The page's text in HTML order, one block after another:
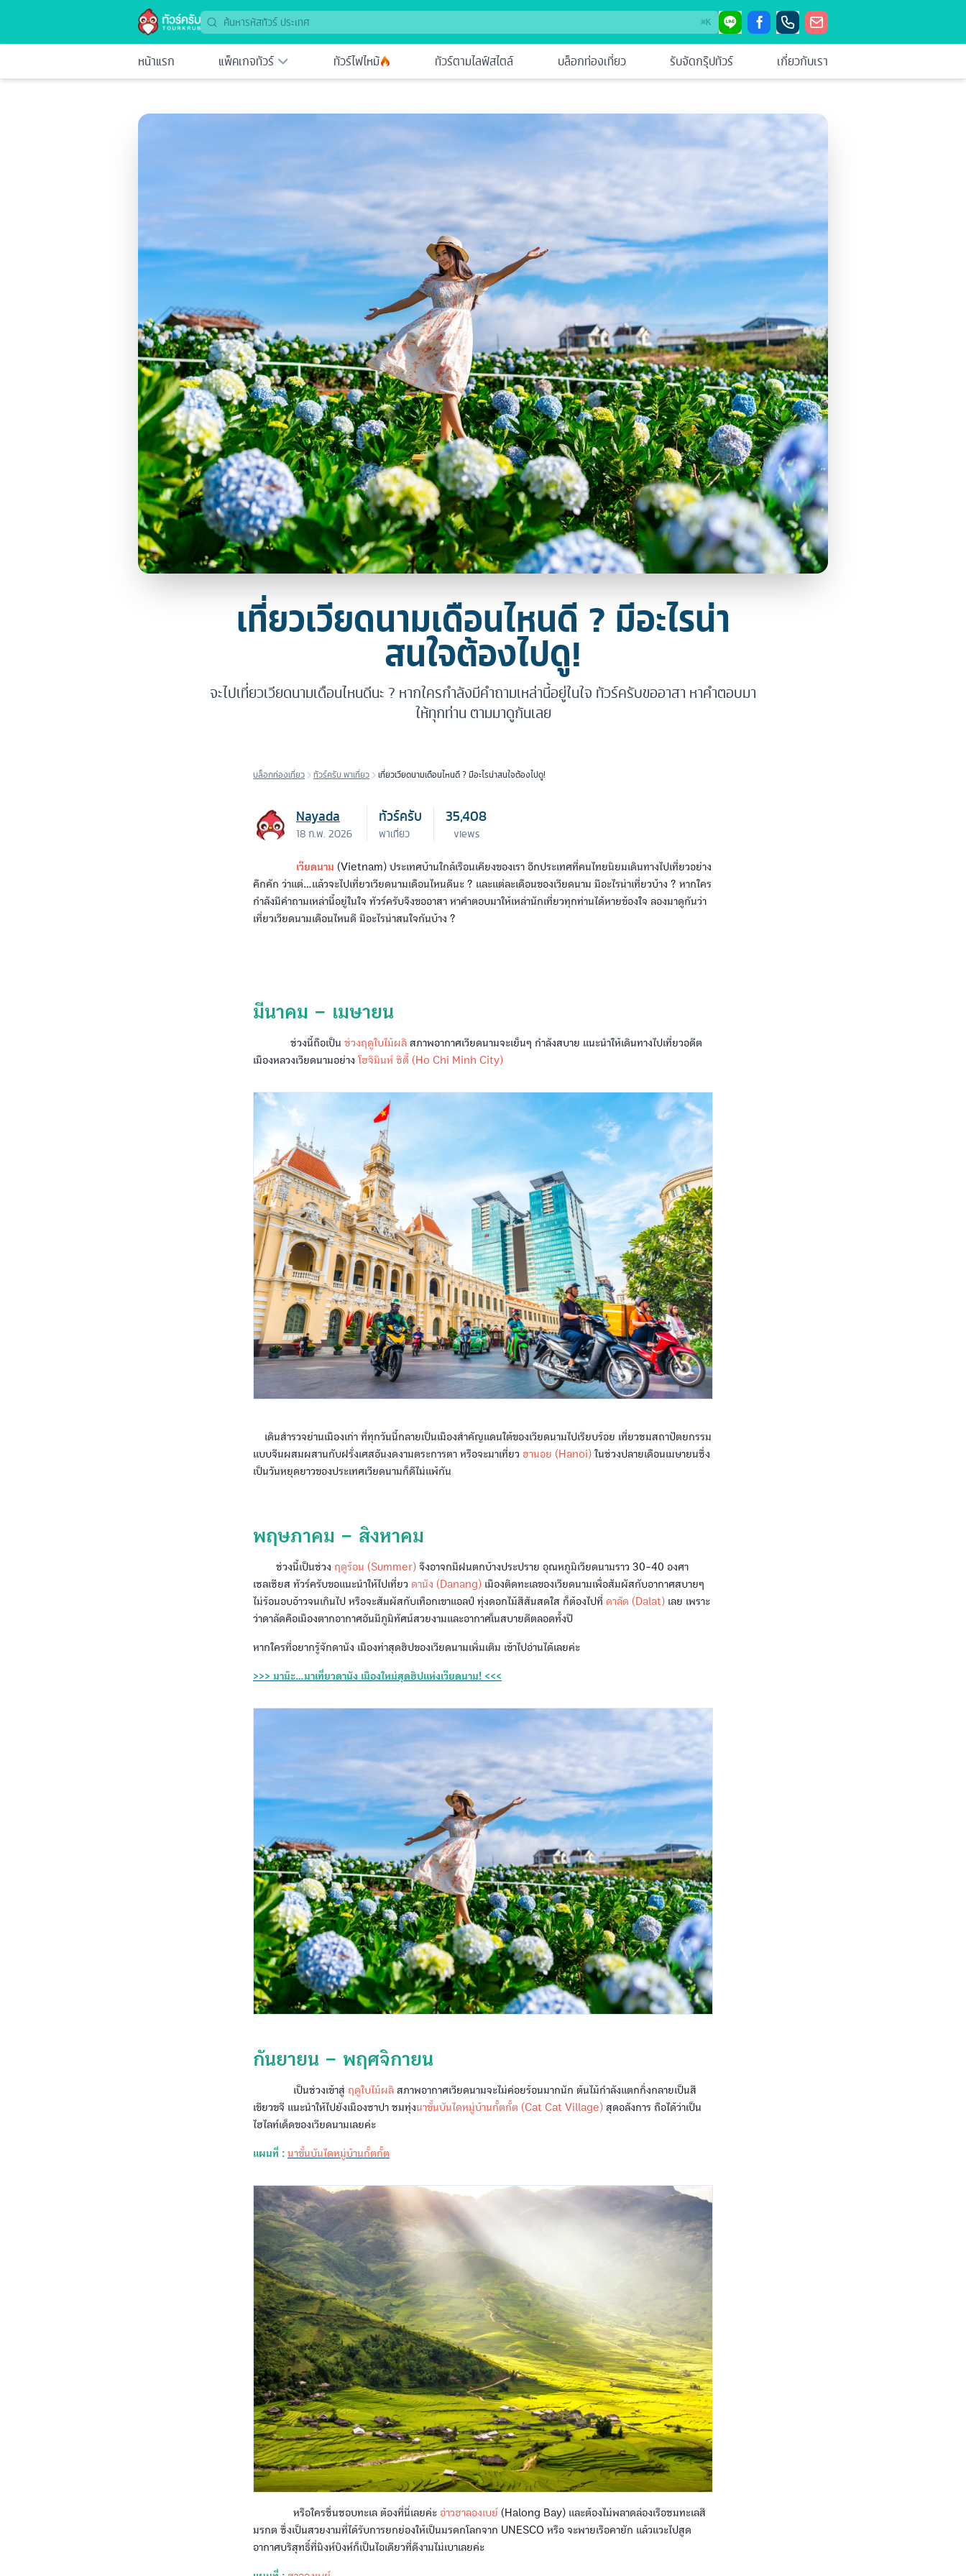
⌘K
หน้าแรก แพ็คเกจทัวร์ ทัวร์ไฟไหม้ ทัวร์ตามไลฟ์สไตล์ บล็อกท่องเที่ยว รับจัดกรุ๊ปทัวร์ เกี่ยวกับเรา
เที่ยวเวียดนามเดือนไหนดี ? มีอะไรน่า
สนใจต้องไปดู!
จะไปเที่ยวเวียดนามเดือนไหนดีนะ ? หากใครกำลังมีคำถามเหล่านี้อยู่ในใจ ทัวร์ครับขออาสา หาคำตอบมา
ให้ทุกท่าน ตามมาดูกันเลย
บล็อกท่องเที่ยว ทัวร์ครับ พาเที่ยว เที่ยวเวียดนามเดือนไหนดี ? มีอะไรน่าสนใจต้องไปดู!
Nayada
18 ก.พ. 2026
ทัวร์ครับ
พาเที่ยว
35,408
views
เวียดนาม (Vietnam) ประเทศบ้านใกล้เรือนเคียงของเรา อีกประเทศที่คนไทยนิยมเดินทางไปเที่ยวอย่าง
คึกคัก ว่าแต่...แล้วจะไปเที่ยวเวียดนามเดือนไหนดีนะ ? และแต่ละเดือนของเวียดนาม มีอะไรน่าเที่ยวบ้าง ? หากใคร
กำลังมีคำถามเหล่านี้อยู่ในใจ ทัวร์ครับจึงขออาสา หาคำตอบมาให้เหล่านักเที่ยวทุกท่านได้หายข้องใจ ลองมาดูกันว่า
เที่ยวเวียดนามเดือนไหนดี มีอะไรน่าสนใจกันบ้าง ?
มีนาคม – เมษายน
ช่วงนี้ถือเป็น ช่วงฤดูใบไม้ผลิ สภาพอากาศเวียดนามจะเย็นๆ กำลังสบาย แนะนำให้เดินทางไปเที่ยวอดีต
เมืองหลวงเวียดนามอย่าง โฮจิมินห์ ซิตี้ (Ho Chi Minh City)
เดินสำรวจย่านเมืองเก่า ที่ทุกวันนี้กลายเป็นเมืองสำคัญแดนใต้ของเวียดนามไปเรียบร้อย เที่ยวชมสถาปัตยกรรม
แบบจีนผสมผสานกับฝรั่งเศสอันงดงามตระการตา หรือจะมาเที่ยว ฮานอย (Hanoi) ในช่วงปลายเดือนเมษายนซึ่ง
เป็นวันหยุดยาวของประเทศเวียดนามก็ดีไม่แพ้กัน
พฤษภาคม – สิงหาคม
ช่วงนี้เป็นช่วง ฤดูร้อน (Summer) จึงอาจกมีฝนตกบ้างประปราย อุณหภูมิเวียดนามราว 30-40 องศา
เซลเซียส ทัวร์ครับขอแนะนำให้ไปเที่ยว ดานัง (Danang) เมืองติดทะเลของเวียดนามเพื่อสัมผัสกับอากาศสบายๆ
ไม่ร้อนอบอ้าวจนเกินไป หรือจะสัมผัสกับเทือกเขาแอลป์ ทุ่งดอกไม้สีสันสดใส ก็ต้องไปที่ ดาลัด (Dalat) เลย เพราะ
ว่าดาลัดคือเมืองตากอากาศอันมีภูมิทัศน์สวยงามและอากาศเ็นสบายดีตลอดทั้งปี
หากใครที่อยากรู้จักดานัง เมืองท่าสุดฮิปของเวียดนามเพิ่มเติม เข้าไปอ่านได้เลยค่ะ
>>> มาม๊ะ...มาเที่ยวดานัง เมืองใหม่สุดฮิปแห่งเวียดนาม! <<<
กันยายน – พฤศจิกายน
เป็นช่วงเข้าสู่ ฤดูใบไม้ผลิ สภาพอากาศเวียดนามจะไม่ค่อยร้อนมากนัก ต้นไม้กำลังแตกกิ่งกลายเป็นสี
เขียวขจี แนะนำให้ไปยังเมืองซาปา ชมทุ่งนาขั้นบันไดหมู่บ้านกั๊ตกั๊ต (Cat Cat Village) สุดอลังการ ถือได้ว่าเป็น
ไฮไลท์เด็ดของเวียดนามเลยค่ะ
แผนที่ : นาขั้นบันไดหมู่บ้านกั๊ตกั๊ต
หรือใครชื่นชอบทะเล ต้องที่นี่เลยค่ะ อ่าวฮาลองเบย์ (Halong Bay) และต้องไม่พลาดล่องเรือชมทะเลสี
มรกต ซึ่งเป็นสวยงามที่ได้รับการยกย่องให้เป็นมรดกโลกจาก UNESCO หรือ จะพายเรือคายัก แล้วแวะไปสูด
อากาศบริสุทธิ์ที่นิงห์บิงห์ก็เป็นไอเดียวที่ดีงามไม่เบาเลยค่ะ